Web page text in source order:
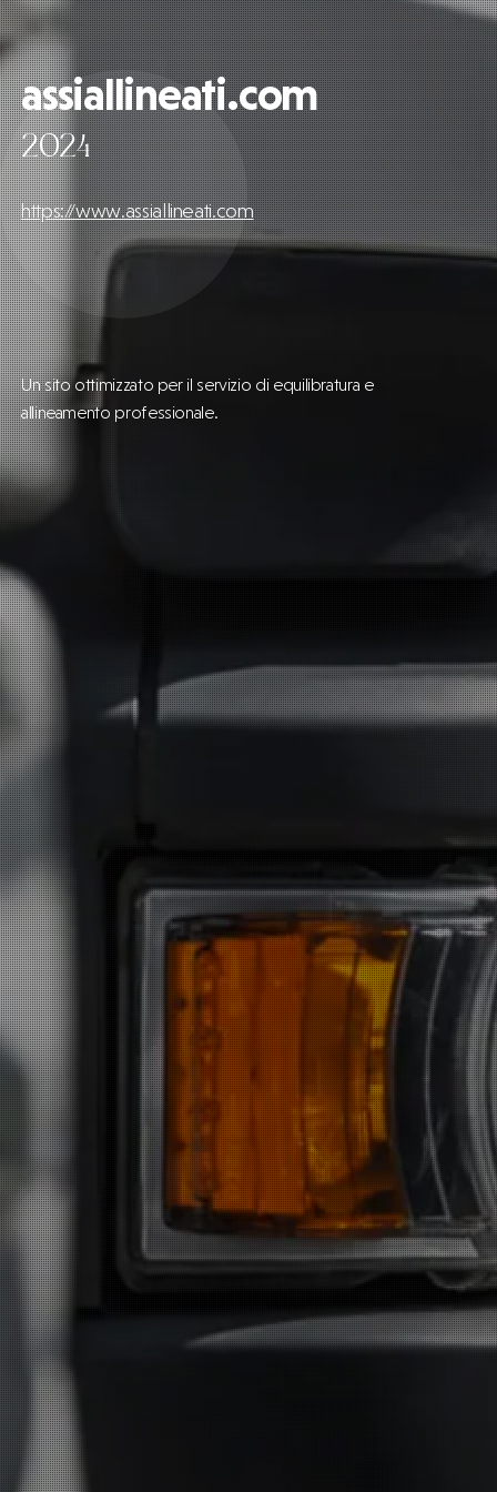
assiallineati.com
2024
https://www.assiallineati.com
Un sito ottimizzato per il servizio di equilibratura e
allineamento professionale.